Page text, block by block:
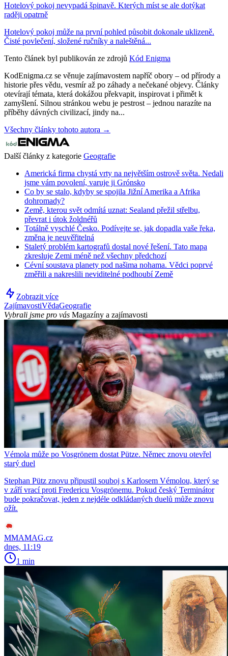
Hotelový pokoj nevypadá špinavě. Kterých míst se ale dotýkat
raději opatrně
Hotelový pokoj může na první pohled působit dokonale uklizeně.
Čisté povlečení, složené ručníky a naleštěná...
Tento článek byl publikován ze zdrojů Kód Enigma
KodEnigma.cz se věnuje zajímavostem napříč obory – od přírody a
historie přes vědu, vesmír až po záhady a nečekané objevy. Články
otevírají témata, která dokážou překvapit, inspirovat i přimět k
zamyšlení. Silnou stránkou webu je pestrost – jednou narazíte na
příběhy dávných civilizací, jindy na...
Všechny články tohoto autora →
Další články z kategorie Geografie
Americká firma chystá vrty na největším ostrově světa. Nedali
jsme vám povolení, varuje ji Grónsko
Co by se stalo, kdyby se spojila Jižní Amerika a Afrika
dohromady?
Země, kterou svět odmítá uznat: Sealand přežil střelbu,
převrat i útok žoldnéřů
Totálně vyschlé Česko. Podívejte se, jak dopadla vaše řeka,
změna je neuvěřitelná
Staletý problém kartografů dostal nové řešení. Tato mapa
zkresluje Zemi méně než všechny předchozí
Cévní soustava planety pod našima nohama. Vědci poprvé
změřili a nakreslili neviditelné podhoubí Země
Zobrazit více
ZajímavostiVědaGeografie
Vybrali jsme pro vás Magazíny a zajímavosti
Vémola může po Vosgrönem dostat Pütze. Němec znovu otevřel
starý duel
Stephan Pütz znovu připustil souboj s Karlosem Vémolou, který se
v září vrací proti Fredericu Vosgrönemu. Pokud český Terminátor
bude pokračovat, jeden z nejdéle odkládaných duelů může znovu
ožít.
MMAMAG.cz
dnes, 11:19
1 min